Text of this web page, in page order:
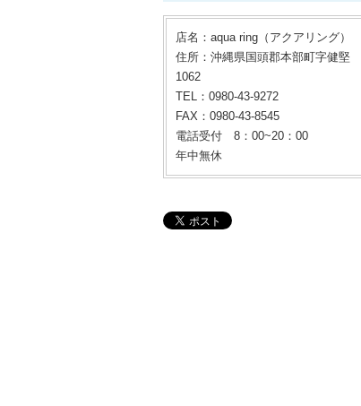
店名：aqua ring（アクアリング）
住所：沖縄県国頭郡本部町字健堅
1062
TEL：0980-43-9272
FAX：0980-43-8545
電話受付 8：00~20：00
年中無休